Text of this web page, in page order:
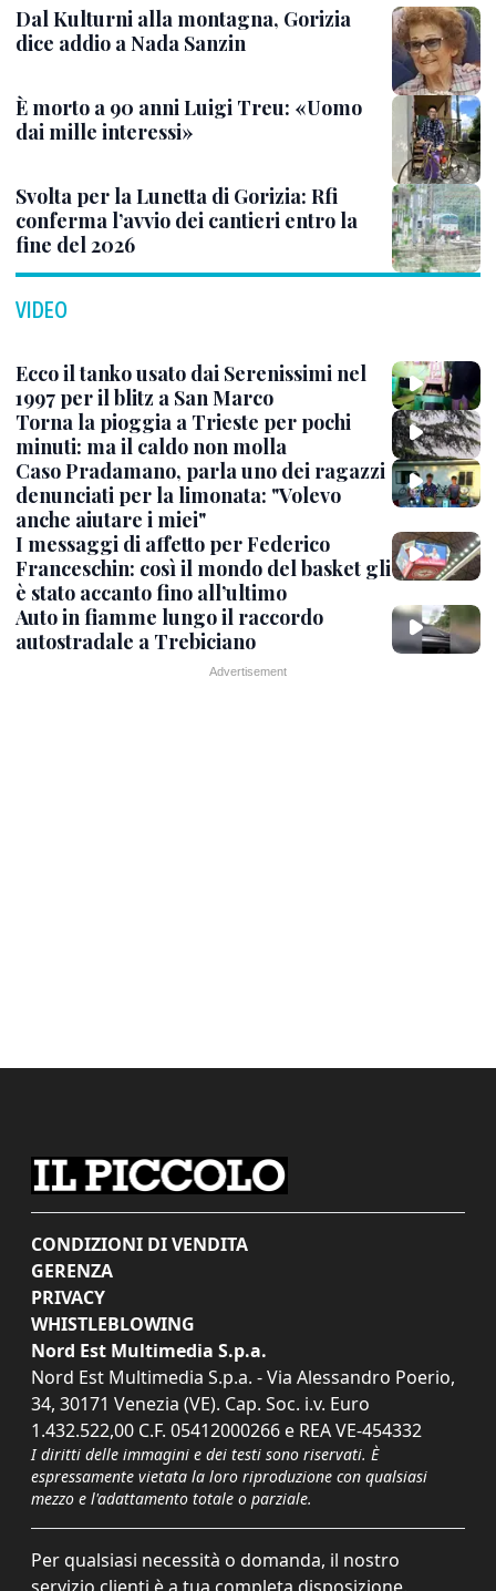
Dal Kulturni alla montagna, Gorizia
dice addio a Nada Sanzin
È morto a 90 anni Luigi Treu: «Uomo
dai mille interessi»
Svolta per la Lunetta di Gorizia: Rfi
conferma l’avvio dei cantieri entro la
fine del 2026
VIDEO
Ecco il tanko usato dai Serenissimi nel
1997 per il blitz a San Marco
Torna la pioggia a Trieste per pochi
minuti: ma il caldo non molla
Caso Pradamano, parla uno dei ragazzi
denunciati per la limonata: "Volevo
anche aiutare i miei"
I messaggi di affetto per Federico
Franceschin: così il mondo del basket gli
è stato accanto fino all’ultimo
Auto in fiamme lungo il raccordo
autostradale a Trebiciano
CONDIZIONI DI VENDITA
GERENZA
PRIVACY
WHISTLEBLOWING
Nord Est Multimedia S.p.a.
Nord Est Multimedia S.p.a. - Via Alessandro Poerio,
34, 30171 Venezia (VE). Cap. Soc. i.v. Euro
1.432.522,00 C.F. 05412000266 e REA VE-454332
I diritti delle immagini e dei testi sono riservati. È
espressamente vietata la loro riproduzione con qualsiasi
mezzo e l'adattamento totale o parziale.
Per qualsiasi necessità o domanda, il nostro